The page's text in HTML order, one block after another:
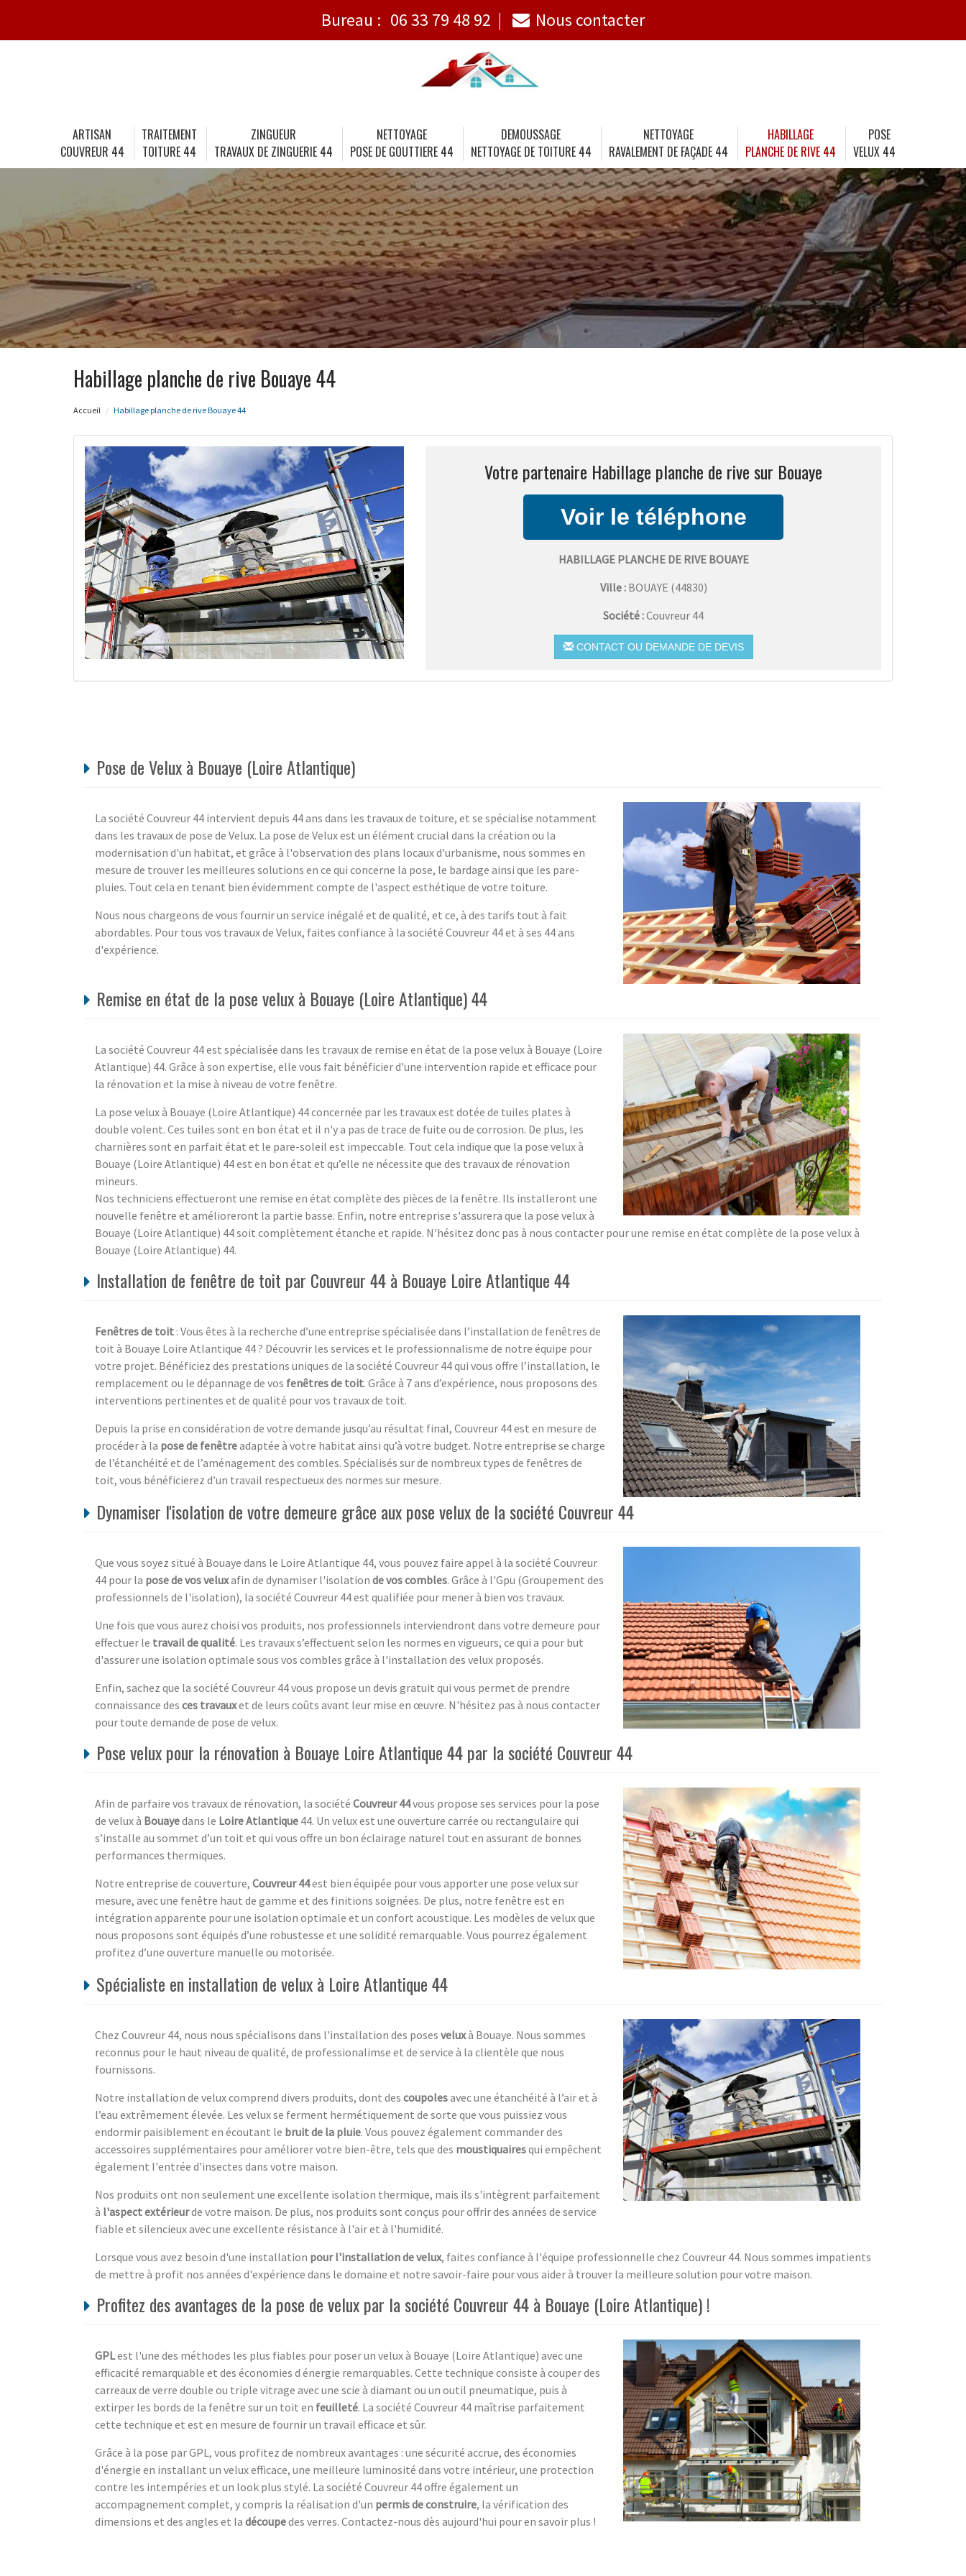
Bureau : 06 33 79 48 92 Nous contacter
ARTISAN
COUVREUR 44
TRAITEMENT
TOITURE 44
ZINGUEUR
TRAVAUX DE ZINGUERIE 44
NETTOYAGE
POSE DE GOUTTIERE 44
DEMOUSSAGE
NETTOYAGE DE TOITURE 44
NETTOYAGE
RAVALEMENT DE FAÇADE 44
HABILLAGE
PLANCHE DE RIVE 44
POSE
VELUX 44
Habillage planche de rive Bouaye 44
Accueil Habillage planche de rive Bouaye 44
Votre partenaire Habillage planche de rive sur Bouaye
HABILLAGE PLANCHE DE RIVE BOUAYE
Ville : BOUAYE (44830)
Société :Couvreur 44
CONTACT OU DEMANDE DE DEVIS
Pose de Velux à Bouaye (Loire Atlantique)
La société Couvreur 44 intervient depuis 44 ans dans les travaux de toiture, et se spécialise notamment
dans les travaux de pose de Velux. La pose de Velux est un élément crucial dans la création ou la
modernisation d'un habitat, et grâce à l'observation des plans locaux d'urbanisme, nous sommes en
mesure de trouver les meilleures solutions en ce qui concerne la pose, le bardage ainsi que les pare-
pluies. Tout cela en tenant bien évidemment compte de l'aspect esthétique de votre toiture.
Nous nous chargeons de vous fournir un service inégalé et de qualité, et ce, à des tarifs tout à fait
abordables. Pour tous vos travaux de Velux, faites confiance à la société Couvreur 44 et à ses 44 ans
d'expérience.
Remise en état de la pose velux à Bouaye (Loire Atlantique) 44
La société Couvreur 44 est spécialisée dans les travaux de remise en état de la pose velux à Bouaye (Loire
Atlantique) 44. Grâce à son expertise, elle vous fait bénéficier d'une intervention rapide et efficace pour
la rénovation et la mise à niveau de votre fenêtre.
La pose velux à Bouaye (Loire Atlantique) 44 concernée par les travaux est dotée de tuiles plates à
double volent. Ces tuiles sont en bon état et il n'y a pas de trace de fuite ou de corrosion. De plus, les
charnières sont en parfait état et le pare-soleil est impeccable. Tout cela indique que la pose velux à
Bouaye (Loire Atlantique) 44 est en bon état et qu’elle ne nécessite que des travaux de rénovation
mineurs.
Nos techniciens effectueront une remise en état complète des pièces de la fenêtre. Ils installeront une
nouvelle fenêtre et amélioreront la partie basse. Enfin, notre entreprise s'assurera que la pose velux à
Bouaye (Loire Atlantique) 44 soit complètement étanche et rapide. N'hésitez donc pas à nous contacter pour une remise en état complète de la pose velux à
Bouaye (Loire Atlantique) 44.
Installation de fenêtre de toit par Couvreur 44 à Bouaye Loire Atlantique 44
Fenêtres de toit : Vous êtes à la recherche d’une entreprise spécialisée dans l’installation de fenêtres de
toit à Bouaye Loire Atlantique 44 ? Découvrir les services et le professionnalisme de notre équipe pour
votre projet. Bénéficiez des prestations uniques de la société Couvreur 44 qui vous offre l’installation, le
remplacement ou le dépannage de vos fenêtres de toit. Grâce à 7 ans d’expérience, nous proposons des
interventions pertinentes et de qualité pour vos travaux de toit.
Depuis la prise en considération de votre demande jusqu’au résultat final, Couvreur 44 est en mesure de
procéder à la pose de fenêtreadaptée à votre habitat ainsi qu’à votre budget. Notre entreprise se charge
de l’étanchéité et de l’aménagement des combles. Spécialisés sur de nombreux types de fenêtres de
toit, vous bénéficierez d’un travail respectueux des normes sur mesure.
Dynamiser l'isolation de votre demeure grâce aux pose velux de la société Couvreur 44
Que vous soyez situé à Bouaye dans le Loire Atlantique 44, vous pouvez faire appel à la société Couvreur
44 pour la pose de vos veluxafin de dynamiser l'isolation de vos combles. Grâce à l'Gpu (Groupement des
professionnels de l'isolation), la société Couvreur 44 est qualifiée pour mener à bien vos travaux.
Une fois que vous aurez choisi vos produits, nos professionnels interviendront dans votre demeure pour
effectuer le travail de qualité. Les travaux s’effectuent selon les normes en vigueurs, ce qui a pour but
d'assurer une isolation optimale sous vos combles grâce à l'installation des velux proposés.
Enfin, sachez que la société Couvreur 44 vous propose un devis gratuit qui vous permet de prendre
connaissance des ces travauxet de leurs coûts avant leur mise en œuvre. N'hésitez pas à nous contacter
pour toute demande de pose de velux.
Pose velux pour la rénovation à Bouaye Loire Atlantique 44 par la société Couvreur 44
Afin de parfaire vos travaux de rénovation, la société Couvreur 44vous propose ses services pour la pose
de velux à Bouayedans le Loire Atlantique 44. Un velux est une ouverture carrée ou rectangulaire qui
s’installe au sommet d’un toit et qui vous offre un bon éclairage naturel tout en assurant de bonnes
performances thermiques.
Notre entreprise de couverture, Couvreur 44est bien équipée pour vous apporter une pose velux sur
mesure, avec une fenêtre haut de gamme et des finitions soignées. De plus, notre fenêtre est en
intégration apparente pour une isolation optimale et un confort acoustique. Les modèles de velux que
nous proposons sont équipés d’une robustesse et une solidité remarquable. Vous pourrez également
profitez d’une ouverture manuelle ou motorisée.
Spécialiste en installation de velux à Loire Atlantique 44
Chez Couvreur 44, nous nous spécialisons dans l'installation des poses veluxà Bouaye. Nous sommes
reconnus pour le haut niveau de qualité, de professionalimse et de service à la clientèle que nous
fournissons.
Notre installation de velux comprend divers produits, dont des coupolesavec une étanchéité à l’air et à
l’eau extrêmement élevée. Les velux se ferment hermétiquement de sorte que vous puissiez vous
endormir paisiblement en écoutant le bruit de la pluie. Vous pouvez également commander des
accessoires supplémentaires pour améliorer votre bien-être, tels que des moustiquairesqui empêchent
également l'entrée d'insectes dans votre maison.
Nos produits ont non seulement une excellente isolation thermique, mais ils s'intègrent parfaitement
à l'aspect extérieurde votre maison. De plus, nos produits sont conçus pour offrir des années de service
fiable et silencieux avec une excellente résistance à l'air et à l'humidité.
Lorsque vous avez besoin d'une installation pour l'installation de velux, faites confiance à l'équipe professionnelle chez Couvreur 44. Nous sommes impatients
de mettre à profit nos années d'expérience dans le domaine et notre savoir-faire pour vous aider à trouver la meilleure solution pour votre maison.
Profitez des avantages de la pose de velux par la société Couvreur 44 à Bouaye (Loire Atlantique) !
GPLest l'une des méthodes les plus fiables pour poser un velux à Bouaye (Loire Atlantique) avec une
efficacité remarquable et des économies d énergie remarquables. Cette technique consiste à couper des
carreaux de verre double ou triple vitrage avec une scie à diamant ou un outil pneumatique, puis à
extirper les bords de la fenêtre sur un toit en feuilleté. La société Couvreur 44 maîtrise parfaitement
cette technique et est en mesure de fournir un travail efficace et sûr.
Grâce à la pose par GPL, vous profitez de nombreux avantages : une sécurité accrue, des économies
d'énergie en installant un velux efficace, une meilleure luminosité dans votre intérieur, une protection
contre les intempéries et un look plus stylé. La société Couvreur 44 offre également un
accompagnement complet, y compris la réalisation d'un permis de construire, la vérification des
dimensions et des angles et la découpedes verres. Contactez-nous dès aujourd'hui pour en savoir plus !